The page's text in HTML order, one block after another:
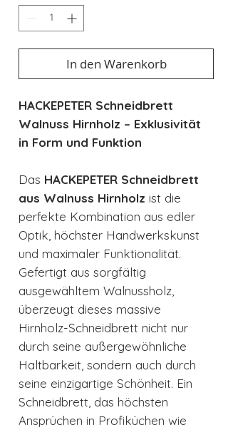
In den Warenkorb
HACKEPETER Schneidbrett
Walnuss Hirnholz – Exklusivität
in Form und Funktion
Das HACKEPETER Schneidbrett
aus Walnuss Hirnholz ist die
perfekte Kombination aus edler
Optik, höchster Handwerkskunst
und maximaler Funktionalität.
Gefertigt aus sorgfältig
ausgewähltem Walnussholz,
überzeugt dieses massive
Hirnholz-Schneidbrett nicht nur
durch seine außergewöhnliche
Haltbarkeit, sondern auch durch
seine einzigartige Schönheit. Ein
Schneidbrett, das höchsten
Ansprüchen in Profiküchen wie